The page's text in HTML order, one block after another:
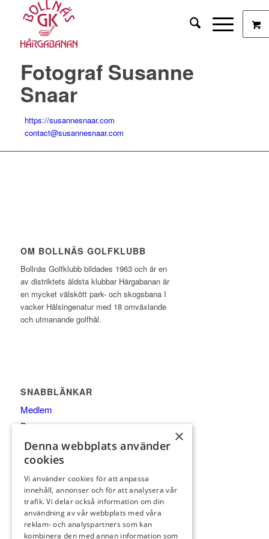
Fotograf Susanne
Snaar
https://susannesnaar.com
contact@susannesnaar.com
OM BOLLNÄS GOLFKLUBB
Bollnäs Golfklubb bildades 1963 och är en
av distriktets äldsta klubbar Hårgabanan är
en mycket välskött park- och skogsbana I
vacker Hälsingenatur med 18 omväxlande
och utmanande golfhål.
SNABBLÄNKAR
Medlem
Bana
Klubben
Boende
KONTAKTA OSS
×
Denna webbplats använder
cookies
Vi använder cookies för att anpassa
innehåll, annonser och för att analysera vår
trafik. Vi delar också information om din
användning av vår webbplats med våra
reklam- och analyspartners som kan
kombinera den med annan information som